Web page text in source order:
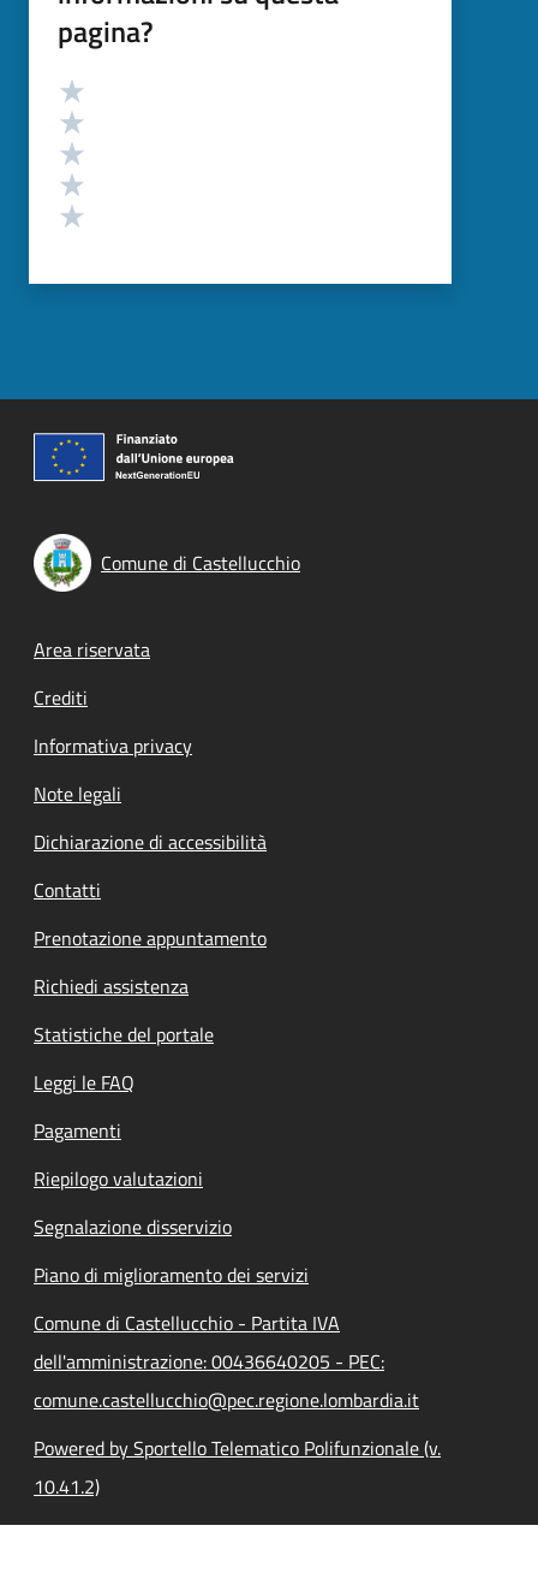
pagina?
Valutazione
Comune di Castellucchio
Footer menu
Area riservata
Crediti
Informativa privacy
Note legali
Dichiarazione di accessibilità
Contatti
Prenotazione appuntamento
Richiedi assistenza
Statistiche del portale
Leggi le FAQ
Pagamenti
Riepilogo valutazioni
Segnalazione disservizio
Piano di miglioramento dei servizi
Comune di Castellucchio - Partita IVA
dell'amministrazione: 00436640205 - PEC:
comune.castellucchio@pec.regione.lombardia.it
Powered by Sportello Telematico Polifunzionale (v.
10.41.2)